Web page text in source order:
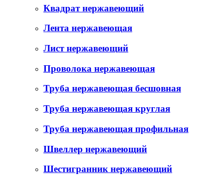
Квадрат нержавеющий
Лента нержавеющая
Лист нержавеющий
Проволока нержавеющая
Труба нержавеющая бесшовная
Труба нержавеющая круглая
Труба нержавеющая профильная
Швеллер нержавеющий
Шестигранник нержавеющий